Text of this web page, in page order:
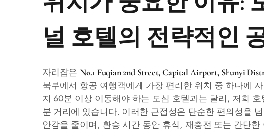
널 호텔의 전략적인
자리잡은 No.1 Fuqian 2nd Street, Capital Airport, Shunyi
북부에서 항공 여행객에게 가장 편리한 위치 중 하나에
지 60분 이상 이동해야 하는 도심 호텔과는 달리, 저희
분 거리에 있습니다. 이러한 근접성은 단순한 편의성을
안감을 줄이며, 환승 시간 동안 휴식, 재충전 또는 간단